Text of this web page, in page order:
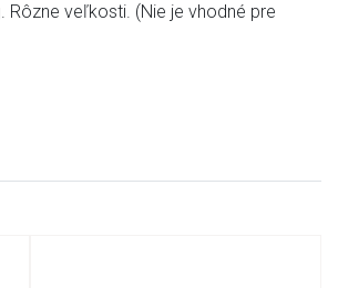
veľkosti. (Nie je vhodné pre